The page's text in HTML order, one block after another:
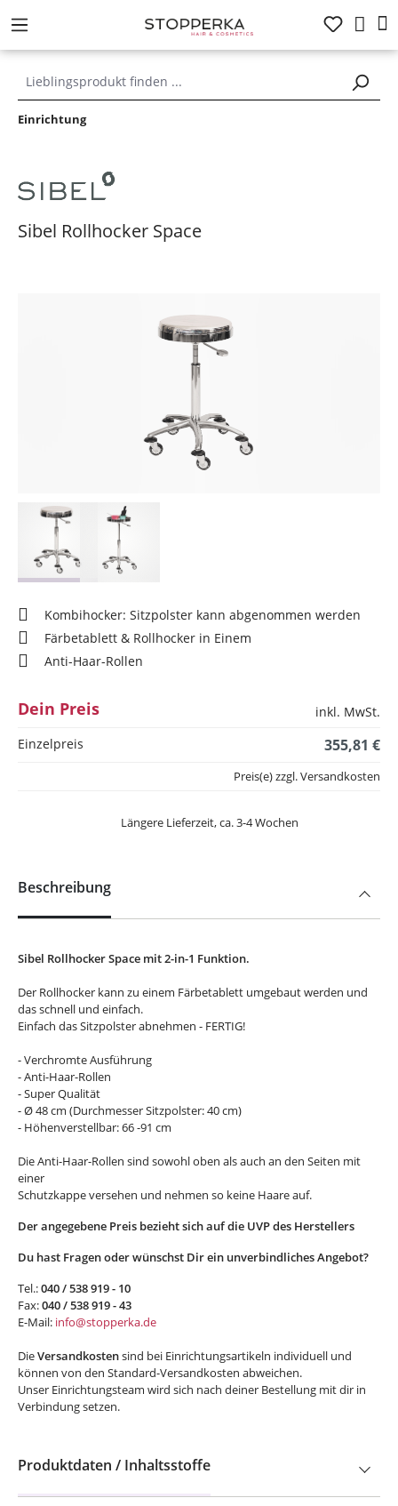
springen
Einrichtung
Sibel Rollhocker Space
Kombihocker: Sitzpolster kann abgenommen werden
Färbetablett & Rollhocker in Einem
Anti-Haar-Rollen
Dein Preis
inkl. MwSt.
Einzelpreis
355,81 €
Längere Lieferzeit, ca. 3-4 Wochen
Preis(e) zzgl. Versandkosten
Beschreibung
Sibel Rollhocker Space mit 2-in-1 Funktion.
Der Rollhocker kann zu einem Färbetablett umgebaut werden und
das schnell und einfach.
Einfach das Sitzpolster abnehmen - FERTIG!
- Verchromte Ausführung
- Anti-Haar-Rollen
- Super Qualität
- Ø 48 cm (Durchmesser Sitzpolster: 40 cm)
- Höhenverstellbar: 66 -91 cm
Die Anti-Haar-Rollen sind sowohl oben als auch an den Seiten mit
einer
Schutzkappe versehen und nehmen so keine Haare auf.
Der angegebene Preis bezieht sich auf die UVP des Herstellers
Du hast Fragen oder wünschst Dir ein unverbindliches Angebot?
Tel.:040 / 538 919 - 10
Fax:040 / 538 919 - 43
E-Mail: info@stopperka.de
DieVersandkostensind bei Einrichtungsartikeln individuell und
können von den Standard-Versandkosten abweichen.
Unser Einrichtungsteam wird sich nach deiner Bestellung mit dir in
Verbindung setzen.
Produktdaten / Inhaltsstoffe